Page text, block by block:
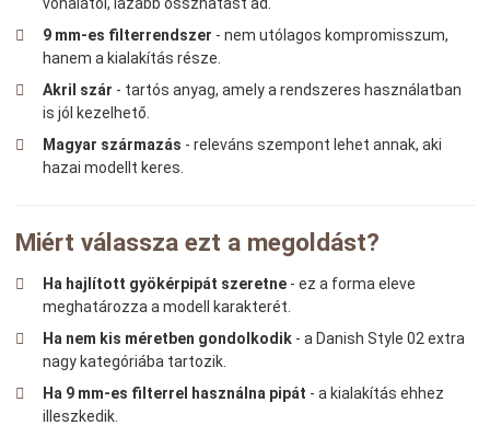
9 mm-es filterrendszer - nem utólagos kompromisszum,
hanem a kialakítás része.
Akril szár - tartós anyag, amely a rendszeres használatban
is jól kezelhető.
Magyar származás - releváns szempont lehet annak, aki
hazai modellt keres.
Miért válassza ezt a megoldást?
Ha hajlított gyökérpipát szeretne - ez a forma eleve
meghatározza a modell karakterét.
Ha nem kis méretben gondolkodik - a Danish Style 02 extra
nagy kategóriába tartozik.
Ha 9 mm-es filterrel használna pipát - a kialakítás ehhez
illeszkedik.